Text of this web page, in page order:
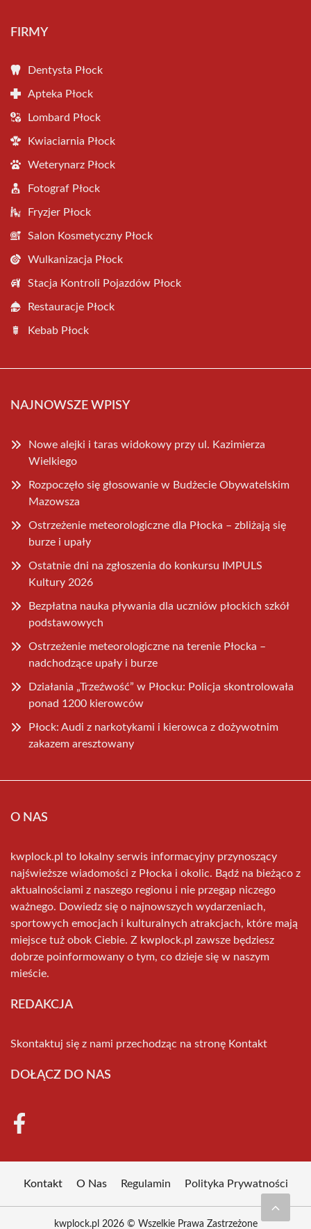
FIRMY
Dentysta Płock
Apteka Płock
Lombard Płock
Kwiaciarnia Płock
Weterynarz Płock
Fotograf Płock
Fryzjer Płock
Salon Kosmetyczny Płock
Wulkanizacja Płock
Stacja Kontroli Pojazdów Płock
Restauracje Płock
Kebab Płock
NAJNOWSZE WPISY
Nowe alejki i taras widokowy przy ul. Kazimierza
Wielkiego
Rozpoczęło się głosowanie w Budżecie Obywatelskim
Mazowsza
Ostrzeżenie meteorologiczne dla Płocka – zbliżają się
burze i upały
Ostatnie dni na zgłoszenia do konkursu IMPULS
Kultury 2026
Bezpłatna nauka pływania dla uczniów płockich szkół
podstawowych
Ostrzeżenie meteorologiczne na terenie Płocka –
nadchodzące upały i burze
Działania „Trzeźwość” w Płocku: Policja skontrolowała
ponad 1200 kierowców
Płock: Audi z narkotykami i kierowca z dożywotnim
zakazem aresztowany
O NAS
kwplock.pl to lokalny serwis informacyjny przynoszący
najświeższe wiadomości z Płocka i okolic. Bądź na bieżąco z
aktualnościami z naszego regionu i nie przegap niczego
ważnego. Dowiedz się o najnowszych wydarzeniach,
sportowych emocjach i kulturalnych atrakcjach, które mają
miejsce tuż obok Ciebie. Z kwplock.pl zawsze będziesz
dobrze poinformowany o tym, co dzieje się w naszym
mieście.
REDAKCJA
Skontaktuj się z nami przechodząc na stronę Kontakt
DOŁĄCZ DO NAS
Kontakt O Nas Regulamin Polityka Prywatności
kwplock.pl 2026 © Wszelkie Prawa Zastrzeżone